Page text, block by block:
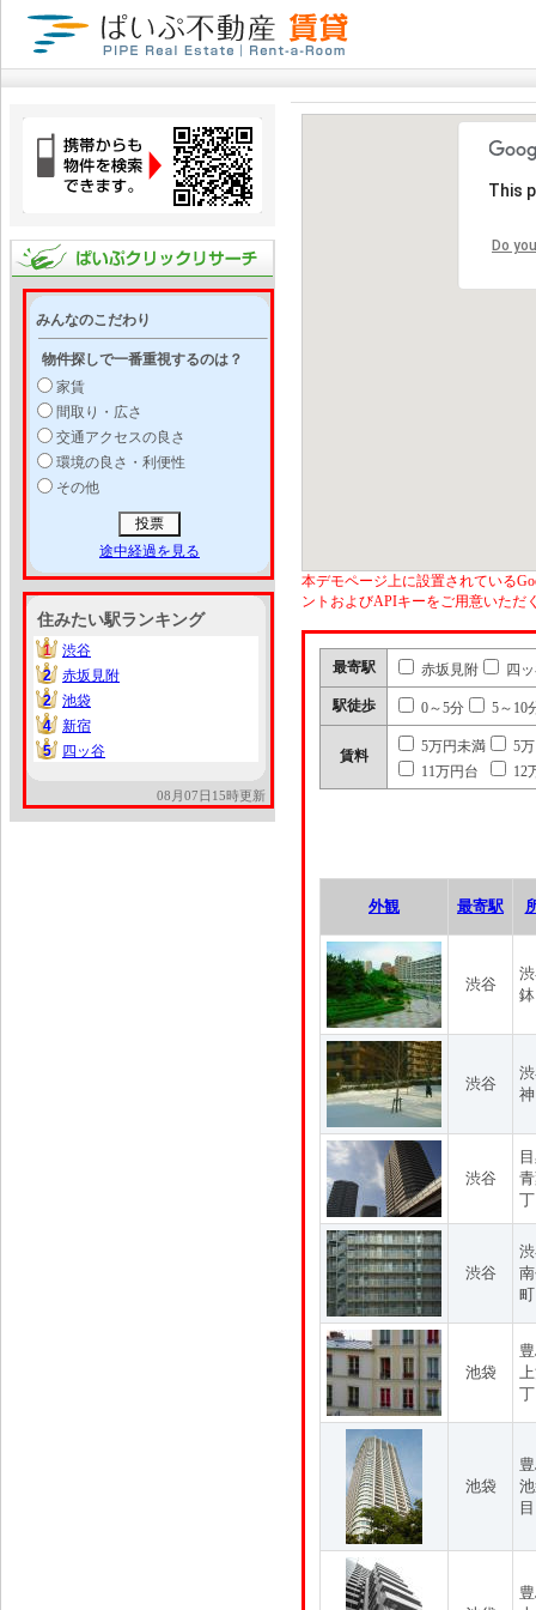
みんなのこだわり
物件探しで一番重視するのは？
家賃
間取り・広さ
交通アクセスの良さ
環境の良さ・利便性
その他
途中経過を見る
住みたい駅ランキング
1
1
渋谷
2
2
赤坂見附
2
2
池袋
4
4
新宿
5
5 四ッ谷
08月07日15時更新
This
Do
本デモページ上に設置されている
ントおよびAPIキーをご用意いただ
最寄駅 赤坂見附 四
駅徒歩 0～5分 5～10
賃料
5万円未満
5
11万円台
12
外観 最寄駅
渋谷
渋谷
渋谷
渋谷
池袋
池袋
目